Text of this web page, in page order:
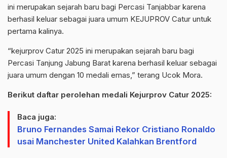
ini merupakan sejarah baru bagi Percasi Tanjabbar karena
berhasil keluar sebagai juara umum KEJUPROV Catur untuk
pertama kalinya.
“kejurprov Catur 2025 ini merupakan sejarah baru bagi
Percasi Tanjung Jabung Barat karena berhasil keluar sebagai
juara umum dengan 10 medali emas,” terang Ucok Mora.
Berikut daftar perolehan medali Kejurprov Catur 2025:
Baca juga:
Bruno Fernandes Samai Rekor Cristiano Ronaldo
usai Manchester United Kalahkan Brentford